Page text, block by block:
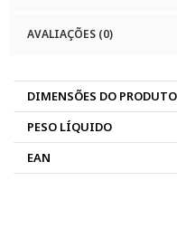
AVALIAÇÕES (0)
DIMENSÕES DO
PESO LÍQUIDO
EAN